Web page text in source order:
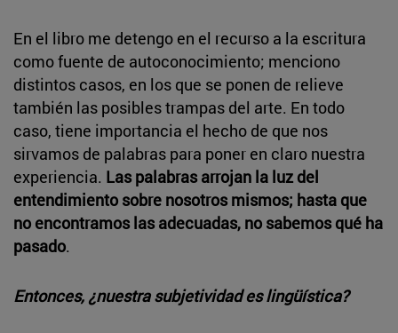
En el libro me detengo en el recurso a la escritura
como fuente de autoconocimiento; menciono
distintos casos, en los que se ponen de relieve
también las posibles trampas del arte. En todo
caso, tiene importancia el hecho de que nos
sirvamos de palabras para poner en claro nuestra
experiencia. Las palabras arrojan la luz del
entendimiento sobre nosotros mismos; hasta que
no encontramos las adecuadas, no sabemos qué ha
pasado.
Entonces, ¿nuestra subjetividad es lingüística?